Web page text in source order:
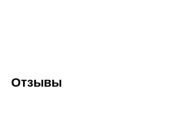
Отзывы